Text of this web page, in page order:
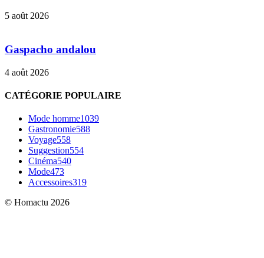
5 août 2026
Gaspacho andalou
4 août 2026
CATÉGORIE POPULAIRE
Mode homme1039
Gastronomie588
Voyage558
Suggestion554
Cinéma540
Mode473
Accessoires319
© Homactu 2026